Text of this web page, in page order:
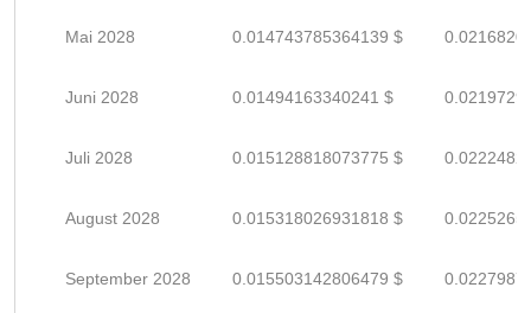
Mai 2028 0.014743785364139 $
Juni 2028 0.01494163340241 $
Juli 2028 0.015128818073775 $
August 2028 0.015318026931818 $
September 2028 0.015503142806479 $